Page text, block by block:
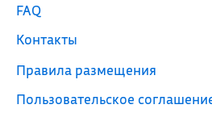
FAQ
Контакты
Правила размещения
Пользовательское